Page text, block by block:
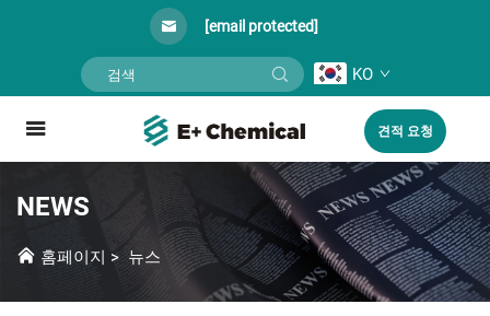
[email protected]
KO
견적 요청
NEWS
홈페이지 > 뉴스